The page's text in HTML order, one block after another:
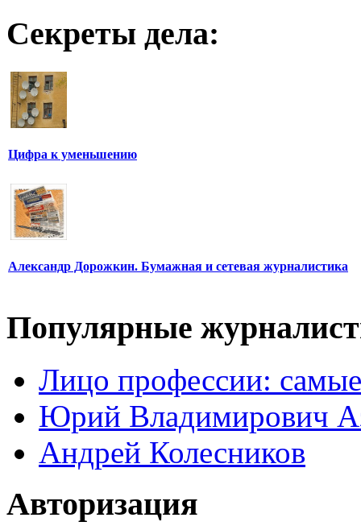
Секреты дела:
Цифра к уменьшению
Александр Дорожкин. Бумажная и сетевая журналистика
Популярные
Лицо профессии:
Юрий Владимирович
Андрей Колесников
Авторизация